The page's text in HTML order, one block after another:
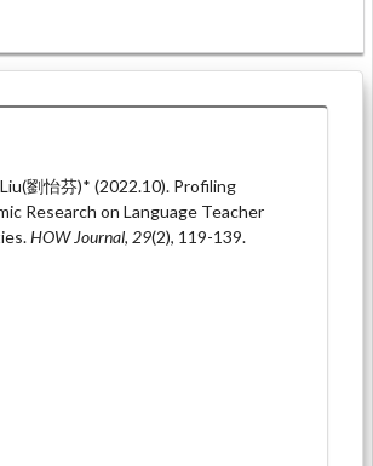
劉怡芬)* (2022.10). Profiling
Research on Language Teacher
HOW Journal, 29(2), 119-139.